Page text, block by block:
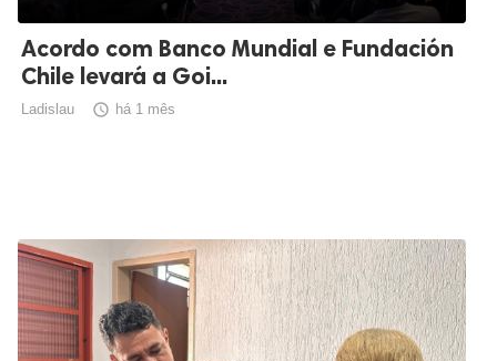
Acordo com Banco Mundial e Fundación
Chile levará a Goi...
Ladislau  há 1 mês